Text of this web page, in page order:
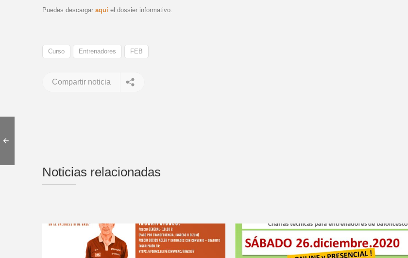
Puedes descargar aquí el dossier informativo.
Curso Entrenadores FEB
Compartir noticia
Noticias relacionadas